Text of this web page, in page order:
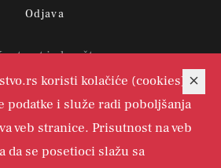
koristi kolačiće (cookies)
podatke i služe radi poboljšanja
veb stranice. Prisutnost na veb
da se posetioci slažu sa
Odjava
izdavaštvo.